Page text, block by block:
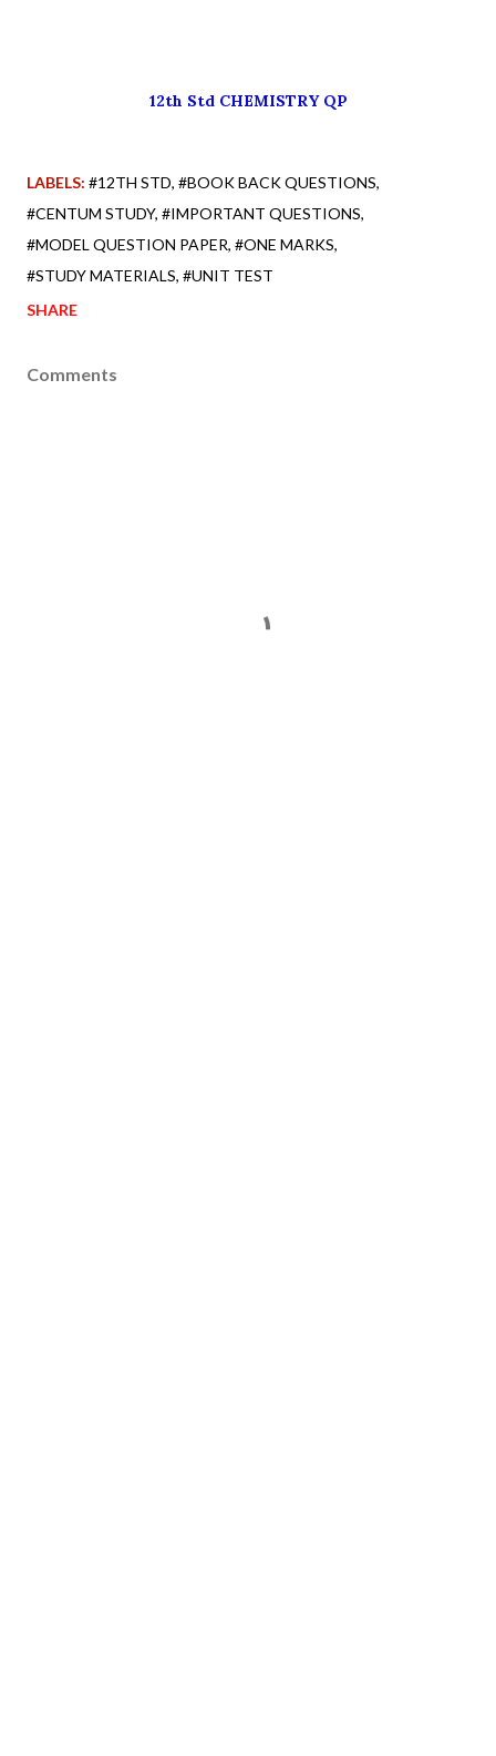
12th Std CHEMISTRY QP
LABELS: #12TH STD #BOOK BACK QUESTIONS
#CENTUM STUDY #IMPORTANT QUESTIONS
#MODEL QUESTION PAPER #ONE MARKS
#STUDY MATERIALS #UNIT TEST
SHARE
Comments